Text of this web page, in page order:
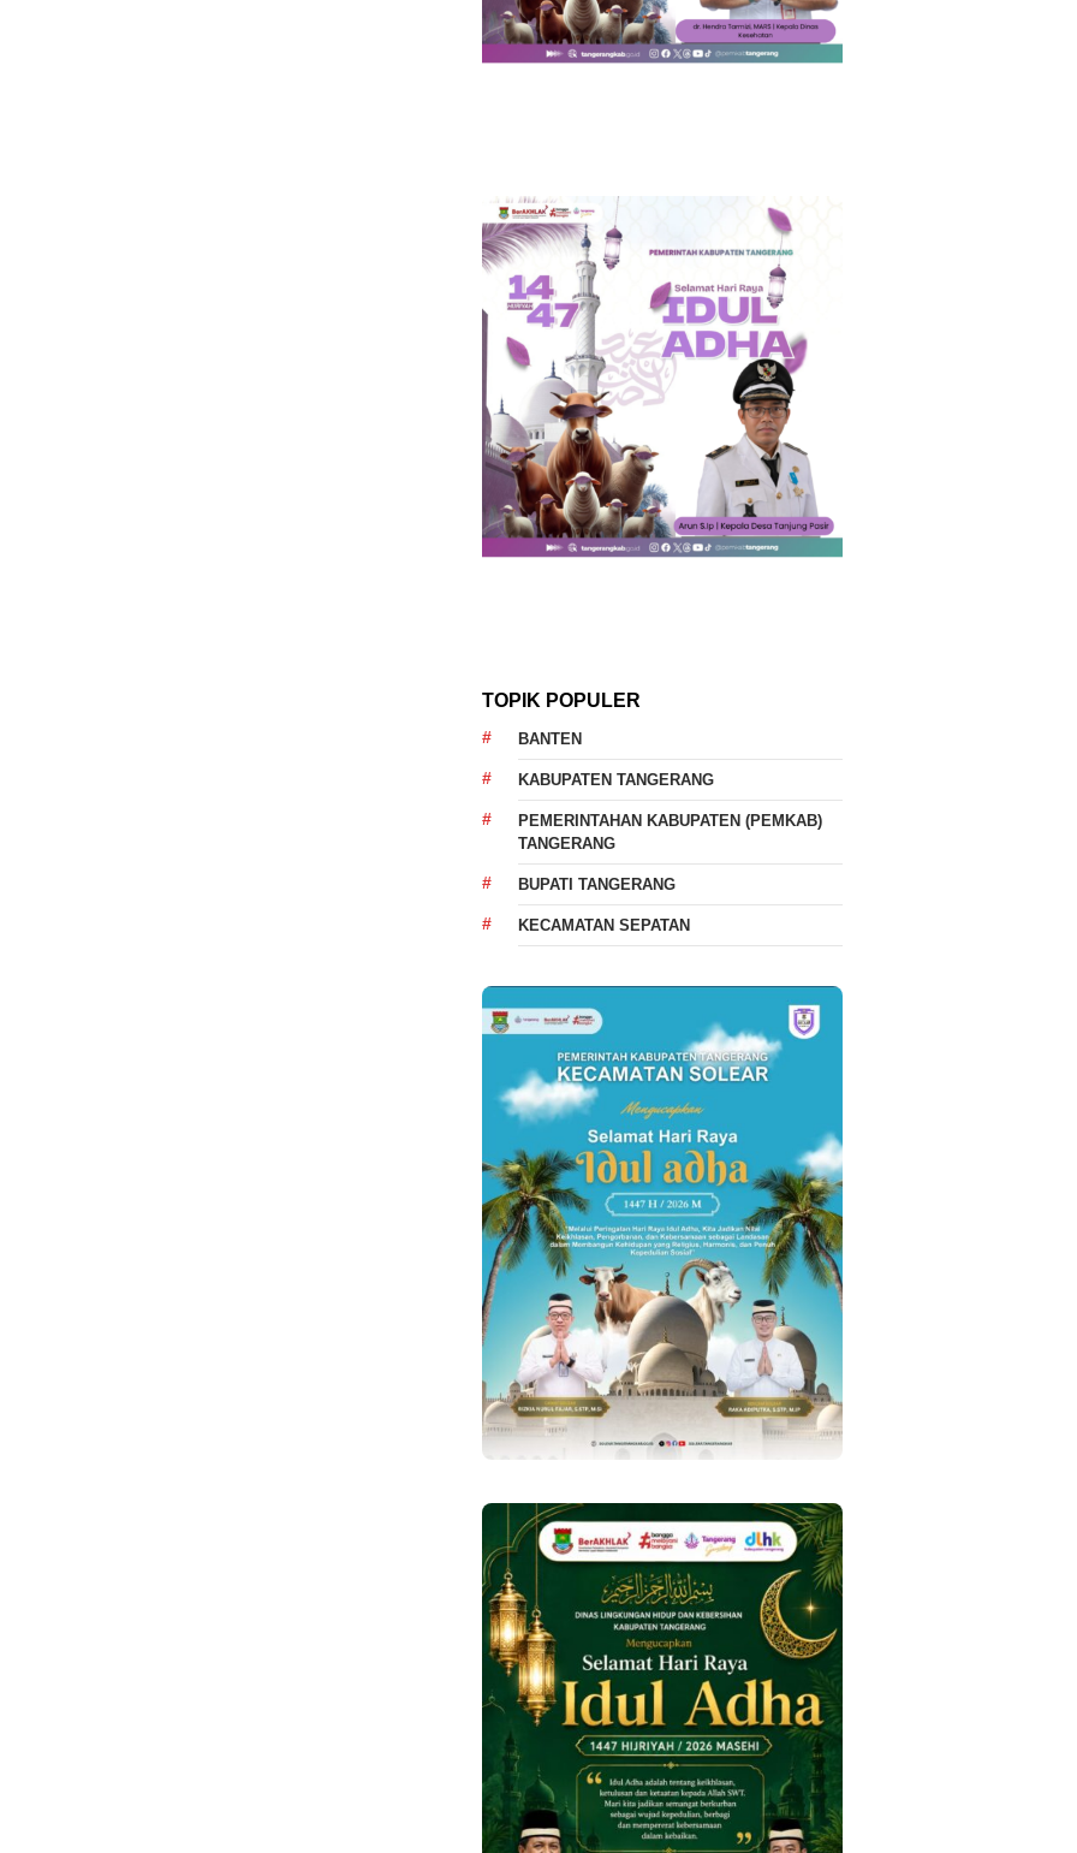
TOPIK POPULER
BANTEN
KABUPATEN TANGERANG
PEMERINTAHAN KABUPATEN (PEMKAB)
TANGERANG
BUPATI TANGERANG
KECAMATAN SEPATAN